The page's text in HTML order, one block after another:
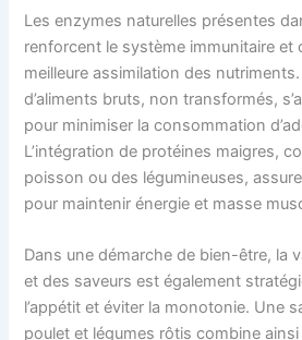
Les enzymes naturelles présentes
renforcent le système immunitaire et
meilleure assimilation des
d’aliments bruts, non transformés,
pour minimiser la consommation
L’intégration de protéines maigres,
poisson ou des légumineuses,
pour maintenir énergie et masse
Dans une démarche de bien-être, la
et des saveurs est également
l’appétit et éviter la monotonie. Une
poulet et légumes rôtis combine